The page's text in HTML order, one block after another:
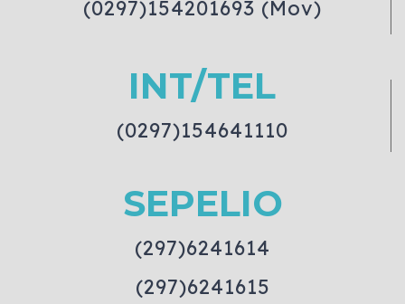
(0297)154201693 (Mov)
INT/TEL
(0297)154641110
SEPELIO
(297)6241614
(297)6241615